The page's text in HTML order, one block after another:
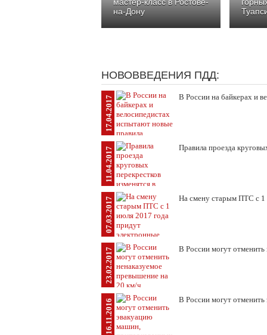
на-Дону
НОВОВВЕДЕНИЯ ПДД:
17.04.2017 В России на байкерах и
11.04.2017 Правила проезда
07.03.2017 На смену старым ПТС с 1
23.02.2017 В России могут
16.11.2016 В России могут